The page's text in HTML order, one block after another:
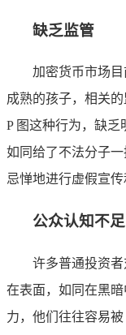
缺乏监管
加密货币市场
成熟的孩子，相关
P 图这种行为，缺
如同给了不法分子
忌惮地进行虚假宣
公众认知不足
许多普通投资
在表面，如同在黑
力，他们往往容易